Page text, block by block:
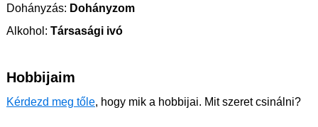
Dohányzás: Dohányzom
Alkohol: Társasági ivó
Hobbijaim
Kérdezd meg tőle, hogy mik a hobbijai. Mit szeret csinálni?